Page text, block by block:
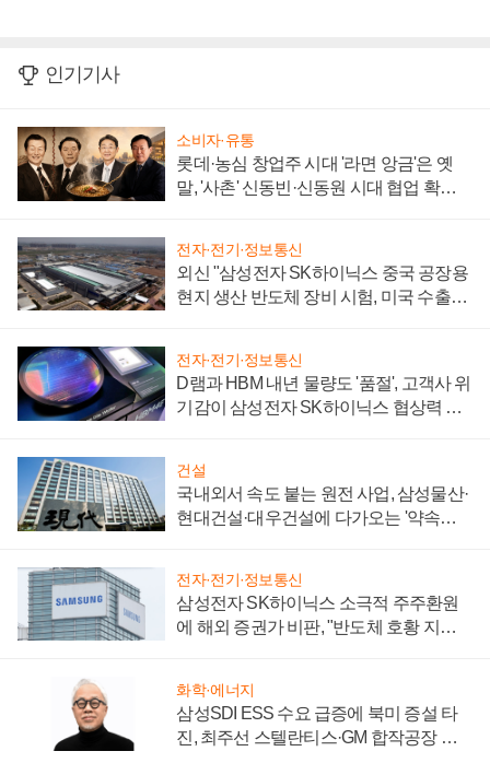
인기기사
소비자·유통
롯데·농심 창업주 시대 '라면 앙금'은 옛
말, '사촌' 신동빈·신동원 시대 협업 확대
전자·전기·정보통신
외신 "삼성전자 SK하이닉스 중국 공장용
현지 생산 반도체 장비 시험, 미국 수출통
전자·전기·정보통신
D램과 HBM 내년 물량도 '품절', 고객사 위
기감이 삼성전자 SK하이닉스 협상력 더
건설
국내외서 속도 붙는 원전 사업, 삼성물산·
현대건설·대우건설에 다가오는 '약속의
전자·전기·정보통신
삼성전자 SK하이닉스 소극적 주주환원
에 해외 증권가 비판, "반도체 호황 지속
화학·에너지
삼성SDI ESS 수요 급증에 북미 증설 타
진, 최주선 스텔란티스·GM 합작공장 건